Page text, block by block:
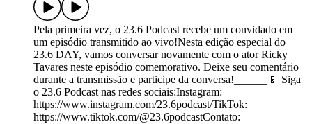
Pela primeira vez, o 23.6 Podcast recebe um convidado em
um episódio transmitido ao vivo!Nesta edição especial do
23.6 DAY, vamos conversar novamente com o ator Ricky
Tavares neste episódio comemorativo. Deixe seu comentário
durante a transmissão e participe da conversa!______📱 Siga
o 23.6 Podcast nas redes sociais:Instagram:
https://www.instagram.com/23.6podcast/TikTok:
https://www.tiktok.com/@23.6podcastContato: